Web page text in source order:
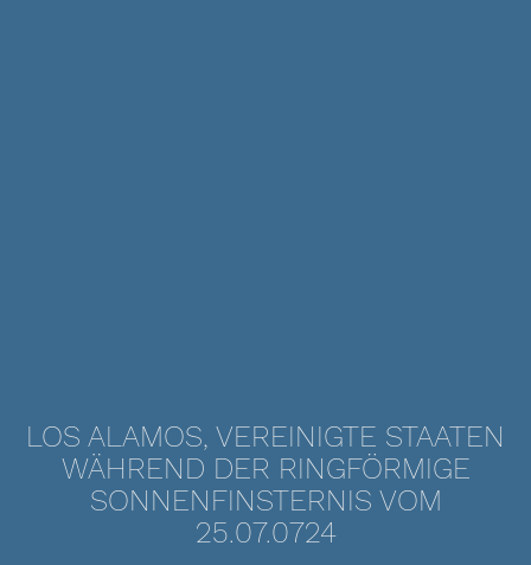
LOS ALAMOS, VEREINIGTE STAATEN
WÄHREND DER RINGFÖRMIGE
SONNENFINSTERNIS VOM
25.07.0724